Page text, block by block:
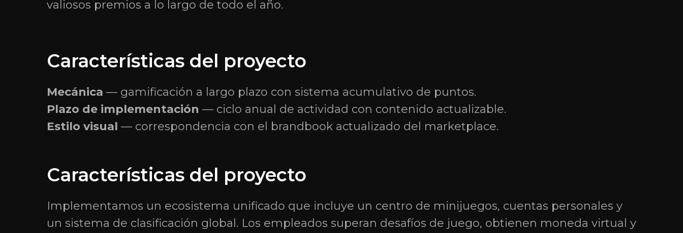
valiosos premios a lo largo de todo el año.
Características del proyecto
Mecánica — gamificación a largo plazo con sistema acumulativo de puntos.
Plazo de implementación — ciclo anual de actividad con contenido actualizable.
Estilo visual — correspondencia con el brandbook actualizado del marketplace.
Características del proyecto
Implementamos un ecosistema unificado que incluye un centro de minijuegos, cuentas personales y
un sistema de clasificación global. Los empleados superan desafíos de juego, obtienen moneda virtual y
© 2025 «GRATIO». Todos los derechos reservados. Consentimiento para el tratamiento de datos personales
empresas